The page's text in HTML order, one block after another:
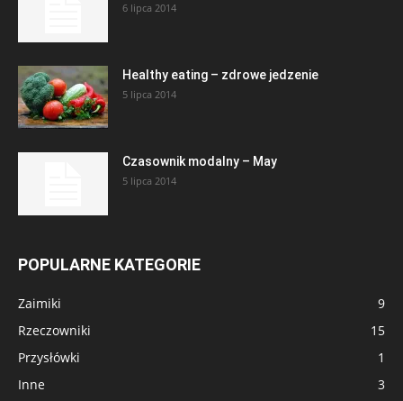
6 lipca 2014
Healthy eating – zdrowe jedzenie
5 lipca 2014
Czasownik modalny – May
5 lipca 2014
POPULARNE KATEGORIE
Zaimiki
9
Rzeczowniki
15
Przysłówki
1
Inne
3